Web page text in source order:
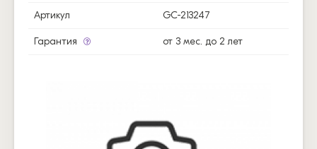
Артикул GC-213247
Гарантия от 3 мес. до 2 лет